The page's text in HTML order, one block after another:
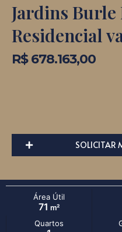
Jardins Burle
Residencial
R$ 678.163,00
SOLICITAR
Área Útil
71 m²
Quartos